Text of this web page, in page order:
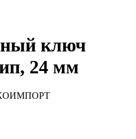
ключ
24 мм